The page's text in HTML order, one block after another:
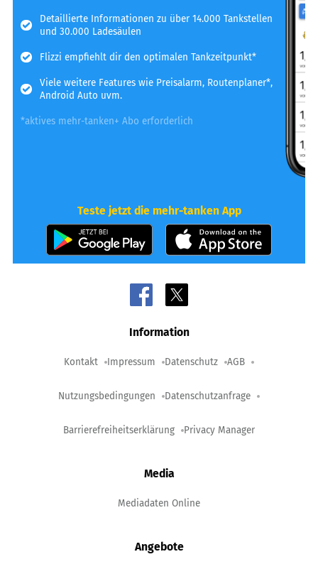
Detaillierte Informationen zu über 14.000 Tankstellen
und 30.000 Ladesäulen
Flizzi empfiehlt dir den optimalen Tankzeitpunkt*
Viele weitere Features wie Preisalarm, Routenplaner*,
Android Auto uvm.
*aktives mehr-tanken+ Abo erforderlich
Teste jetzt die mehr-tanken App
Information
Kontakt Impressum Datenschutz AGB
Nutzungsbedingungen Datenschutzanfrage
Barrierefreiheitserklärung Privacy Manager
Media
Mediadaten Online
Angebote